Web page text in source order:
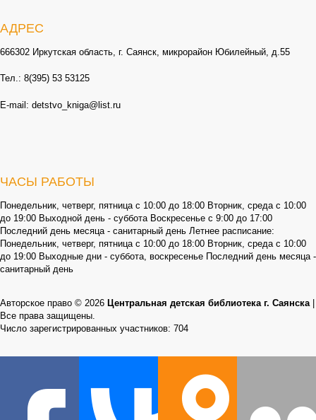
АДРЕС
666302 Иркутская область, г. Саянск, микрорайон Юбилейный, д.55
Тел.: 8(395) 53 53125
E-mail: detstvo_kniga@list.ru
ЧАСЫ РАБОТЫ
Понедельник, четверг, пятница с 10:00 до 18:00 Вторник, среда с 10:00
до 19:00 Выходной день - суббота Воскресенье с 9:00 до 17:00
Последний день месяца - санитарный день Летнее расписание:
Понедельник, четверг, пятница с 10:00 до 18:00 Вторник, среда с 10:00
до 19:00 Выходные дни - суббота, воскресенье Последний день месяца -
санитарный день
Авторское право © 2026 Центральная детская библиотека г. Саянска
Все права защищены.
Число зарегистрированных участников: 704